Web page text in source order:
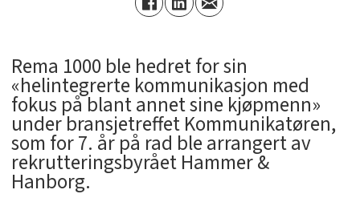
Rema 1000 ble hedret for sin
«helintegrerte kommunikasjon med
fokus på blant annet sine kjøpmenn»
under bransjetreffet Kommunikatøren,
som for 7. år på rad ble arrangert av
rekrutteringsbyrået Hammer &
Hanborg.